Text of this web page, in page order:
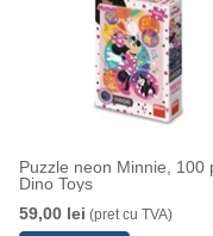
Puzzle neon Minnie, 100
Dino Toys
59,00 lei (pret cu TVA)